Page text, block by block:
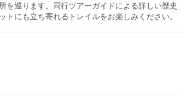
を巡ります。同行ツアーガイドによる詳しい歴史
トにも立ち寄れるトレイルをお楽しみください。